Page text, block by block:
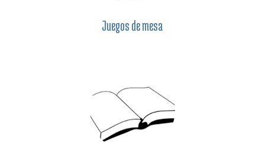
Juegos de mesa